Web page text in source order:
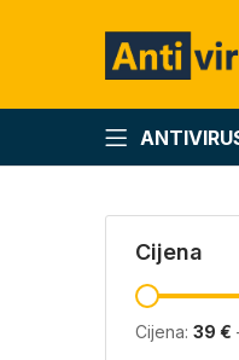
Cijena
Cijena: 39 €